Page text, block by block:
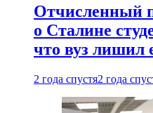
Отчисленный
о Сталине
что вуз лишил
2 года спустя2 года